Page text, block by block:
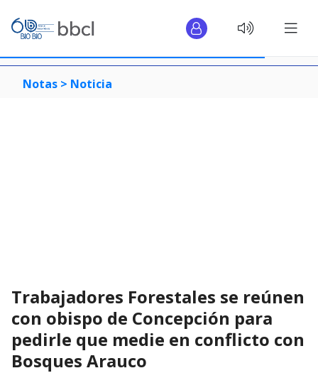
Notas > Noticia
Trabajadores Forestales se reúnen
con obispo de Concepción para
pedirle que medie en conflicto con
Bosques Arauco